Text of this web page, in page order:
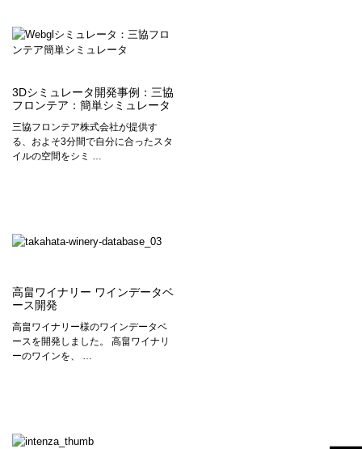
3Dシミュレータ開発事例：三協
フロンテア：簡単シミュレータ
三協フロンテア株式会社が提供す
る、およそ3分間で自分に合ったスタ
イルの空間をシミ …
高畠ワイナリー ワインデータベ
ース開発
高畠ワイナリー様のワインデータベ
ースを開発しました。 高畠ワイナリ
ーのワインを、 …